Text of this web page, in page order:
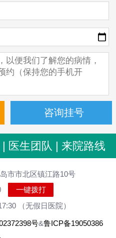
| 医生团队 | 来院路线
市市北区镇江路10号
一键拨打
（无假日医院）
号&鲁ICP备19050386